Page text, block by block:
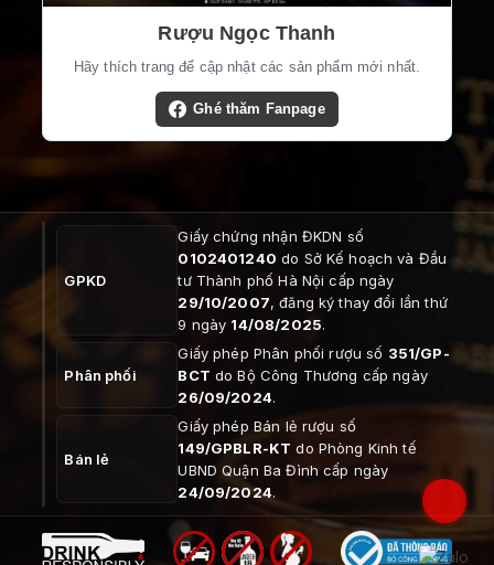
Rượu Ngọc Thanh
Hãy thích trang để cập nhật các sản phẩm mới nhất.
Ghé thăm Fanpage
GPKD
Giấy chứng nhận ĐKDN số
0102401240 do Sở Kế hoạch và Đầu
tư Thành phố Hà Nội cấp ngày
29/10/2007, đăng ký thay đổi lần thứ
9 ngày 14/08/2025.
Phân phối
Giấy phép Phân phối rượu số 351/GP-
BCT do Bộ Công Thương cấp ngày
26/09/2024.
Bán lẻ
Giấy phép Bán lẻ rượu số
149/GPBLR-KT do Phòng Kinh tế
UBND Quận Ba Đình cấp ngày
24/09/2024.